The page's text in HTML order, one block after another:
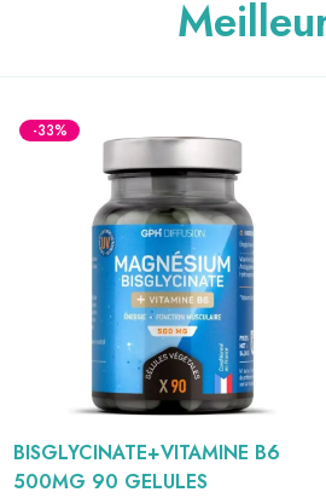
-33%
GPH DIFFUSION MAGNESIUM
BISGLYCINATE+VITAMINE B6
500MG 90 GELULES